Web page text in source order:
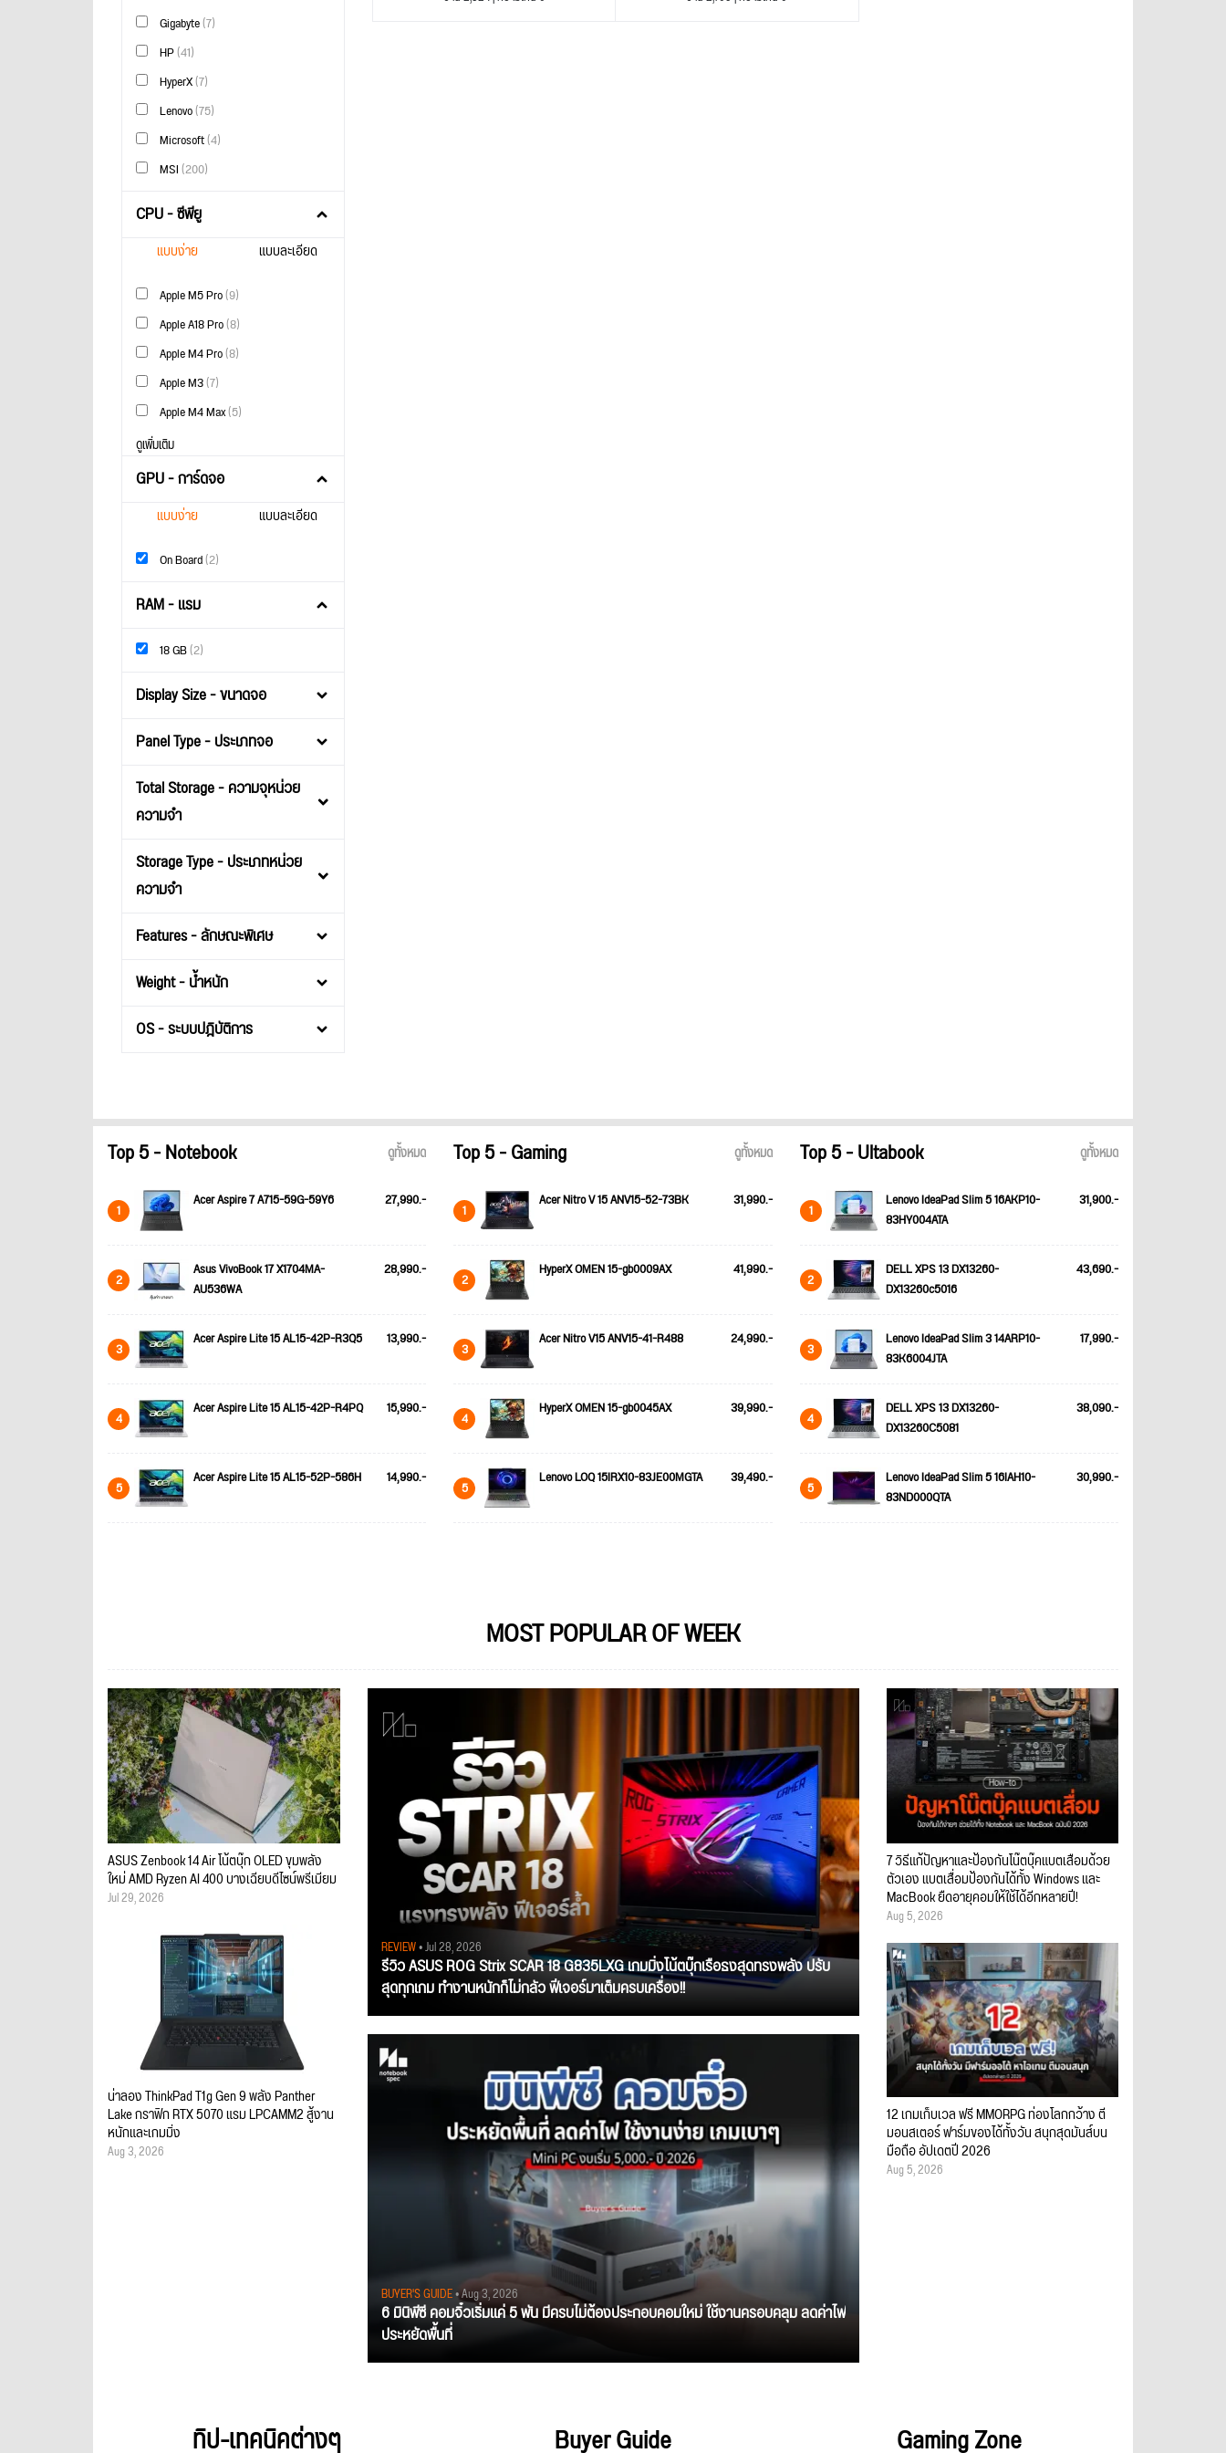
Gigabyte(7)
HP(41)
HyperX(7)
Lenovo(75)
Microsoft(4)
MSI(200)
CPU - ซีพียู
แบบง่าย แบบละเอียด
Apple M5 Pro(9)
Apple A18 Pro(8)
Apple M4 Pro(8)
Apple M3(7)
Apple M4 Max(5)
ดูเพิ่มเติม
GPU - การ์ดจอ
แบบง่าย แบบละเอียด
On Board(2)
RAM - แรม
18 GB(2)
Display Size - ขนาดจอ
Panel Type - ประเภทจอ
Total Storage - ความจุหน่วย
ความจำ
Storage Type - ประเภทหน่วย
ความจำ
Features - ลักษณะพิเศษ
Weight - น้ำหนัก
OS - ระบบปฎิบัติการ
Top 5 - Notebook ดูทั้งหมด
1 Acer Aspire 7 A715-59G-59Y6 27,990.-
2
Asus VivoBook 17 X1704MA-
AU536WA
28,990.-
3 Acer Aspire Lite 15 AL15-42P-R3Q5 13,990.-
4 Acer Aspire Lite 15 AL15-42P-R4PQ 15,990.-
5 Acer Aspire Lite 15 AL15-52P-586H 14,990.-
Top 5 - Gaming ดูทั้งหมด
1 Acer Nitro V 15 ANV15-52-73BK 31,990.-
2 HyperX OMEN 15-gb0009AX 41,990.-
3 Acer Nitro V15 ANV15-41-R488 24,990.-
4 HyperX OMEN 15-gb0045AX 39,990.-
5 Lenovo LOQ 15IRX10-83JE00MGTA 39,490.-
Top 5 - Ultabook ดูทั้งหมด
1
Lenovo IdeaPad Slim 5 16AKP10-
83HY004ATA
31,900.-
2
DELL XPS 13 DX13260-
DX13260c5016
43,690.-
3
Lenovo IdeaPad Slim 3 14ARP10-
83K6004JTA
17,990.-
4
DELL XPS 13 DX13260-
DX13260C5081
38,090.-
5
Lenovo IdeaPad Slim 5 16IAH10-
83ND000QTA
30,990.-
MOST POPULAR OF WEEK
REVIEW• Jul 28, 2026
รีวิว ASUS ROG Strix SCAR 18 G835LXG เกมมิ่งโน้ตบุ๊กเรือธงสุดทรงพลัง ปรับ
สุดทุกเกม ทำงานหนักก็ไม่กลัว ฟีเจอร์มาเต็มครบเครื่อง!!
BUYER'S GUIDE• Aug 3, 2026
6 มินิพีซี คอมจิ๋วเริ่มแค่ 5 พัน มีครบไม่ต้องประกอบคอมใหม่ ใช้งานครอบคลุม ลดค่าไฟ
ประหยัดพื้นที่
ASUS Zenbook 14 Air โน้ตบุ๊ก OLED ขุมพลัง
ใหม่ AMD Ryzen AI 400 บางเฉียบดีไซน์พรีเมียม
Jul 29, 2026
น่าลอง ThinkPad T1g Gen 9 พลัง Panther
Lake กราฟิก RTX 5070 แรม LPCAMM2 สู้งาน
หนักและเกมมิ่ง
Aug 3, 2026
7 วิธีแก้ปัญหาและป้องกันโน๊ตบุ๊คแบตเสื่อมด้วย
ตัวเอง แบตเสื่อมป้องกันได้ทั้ง Windows และ
MacBook ยืดอายุคอมให้ใช้ได้อีกหลายปี!
Aug 5, 2026
12 เกมเก็บเวล ฟรี MMORPG ท่องโลกกว้าง ตี
มอนสเตอร์ ฟาร์มของได้ทั้งวัน สนุกสุดมันส์บน
มือถือ อัปเดตปี 2026
Aug 5, 2026
ทิป-เทคนิคต่างๆ Buyer Guide Gaming Zone